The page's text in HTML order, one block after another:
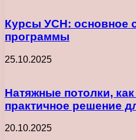
Курсы УСН: основное
программы
25.10.2025
Натяжные потолки,
практичное решение
20.10.2025